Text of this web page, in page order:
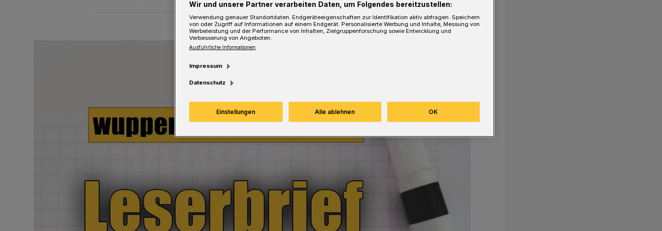
Wir und unsere Partner verarbeiten Daten, um Folgendes bereitzustellen:
Verwendung genauer Standortdaten. Endgeräteeigenschaften zur Identifikation aktiv abfragen. Speichern
von oder Zugriff auf Informationen auf einem Endgerät. Personalisierte Werbung und Inhalte, Messung von
Werbeleistung und der Performance von Inhalten, Zielgruppenforschung sowie Entwicklung und
Verbesserung von Angeboten.
Ausführliche Informationen
Impressum
Datenschutz
Einstellungen Alle ablehnen OK